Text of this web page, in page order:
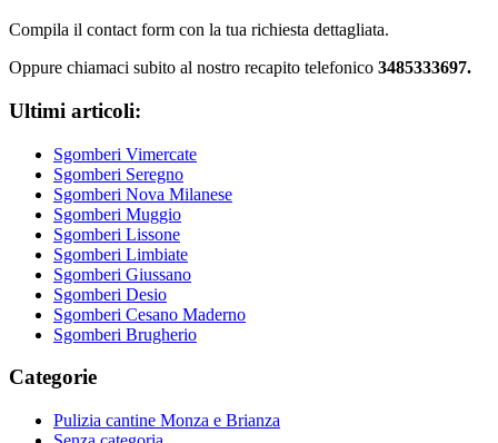
Compila il contact form con la tua richiesta dettagliata.
Oppure chiamaci subito al nostro recapito telefonico 3485333697.
Ultimi articoli:
Sgomberi Vimercate
Sgomberi Seregno
Sgomberi Nova Milanese
Sgomberi Muggio
Sgomberi Lissone
Sgomberi Limbiate
Sgomberi Giussano
Sgomberi Desio
Sgomberi Cesano Maderno
Sgomberi Brugherio
Categorie
Pulizia cantine Monza e Brianza